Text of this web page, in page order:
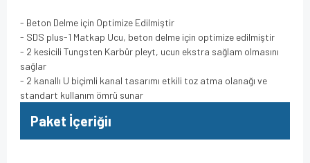
- Beton Delme için Optimize Edilmiştir
- SDS plus-1 Matkap Ucu, beton delme için optimize edilmiştir
- 2 kesicili Tungsten Karbür pleyt, ucun ekstra sağlam olmasını
sağlar
- 2 kanallı U biçimli kanal tasarımı etkili toz atma olanağı ve
standart kullanım ömrü sunar
Paket İçeriğiı